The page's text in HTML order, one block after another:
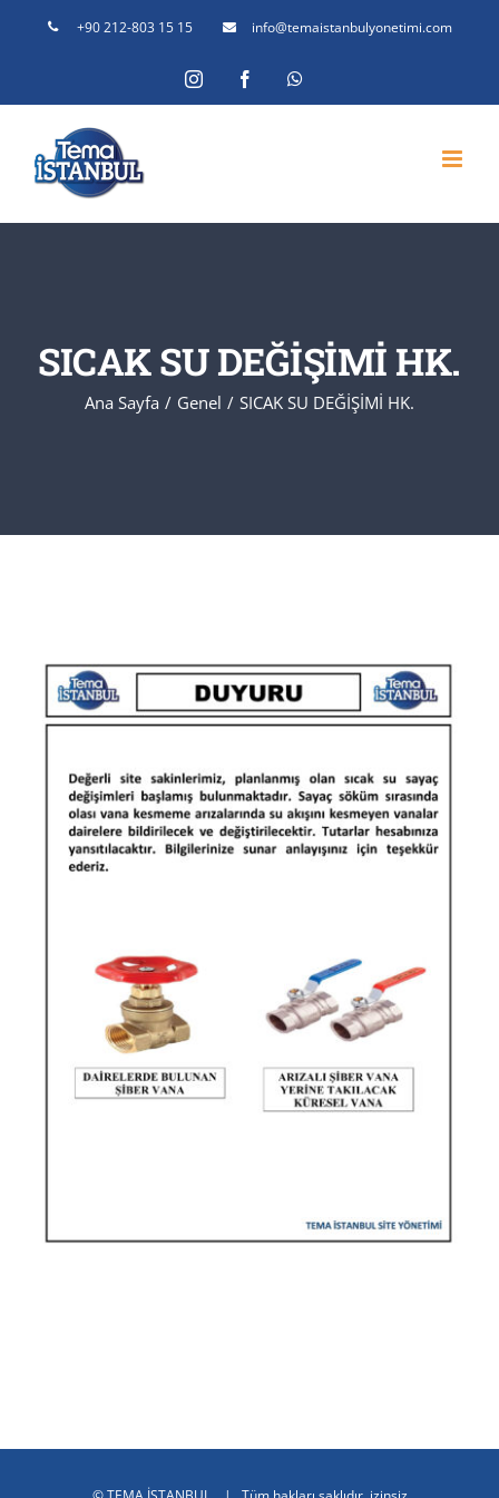
+90 212-803 15 15 info@temaistanbulyonetimi.com
InstagramFacebook
SICAK SU DEĞİŞİMİ HK.
Ana Sayfa Genel SICAK SU DEĞİŞİMİ HK.